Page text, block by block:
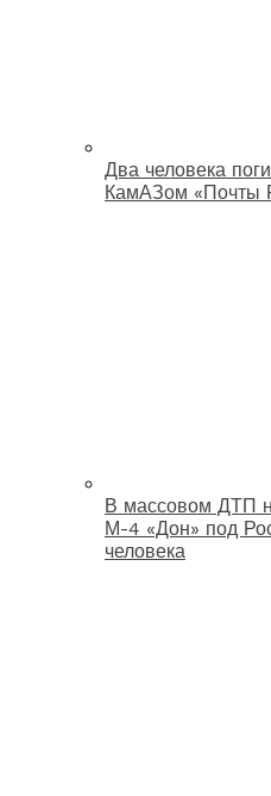
Два человека
КамАЗом «Почты
В массовом ДТП
М-4 «Дон» под
человека